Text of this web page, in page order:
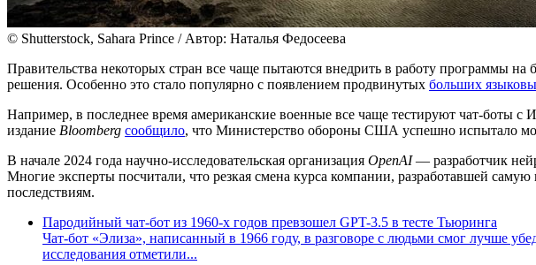
© Shutterstock, Sahara Prince / Автор: Наталья Федосеева
Правительства некоторых стран все чаще пытаются внедрить в работу программы
решения. Особенно это стало популярно с появлением продвинутых больших
Например, в последнее время американские военные все чаще тестируют чат-боты
издание Bloomberg сообщило, что Министерство обороны США успешно испытало
В начале 2024 года научно-исследовательская организация OpenAI— разработчик
Многие эксперты посчитали, что резкая смена курса компании, разработавшей
последствиям.
Пародийный чат-бот из 1960-х годов превзошел GPT-3.5 в тесте Тьюринга
Чат-бот «Элиза», написанный в 1966 году, в разговоре с людьми смог лучше
исследования отметили...